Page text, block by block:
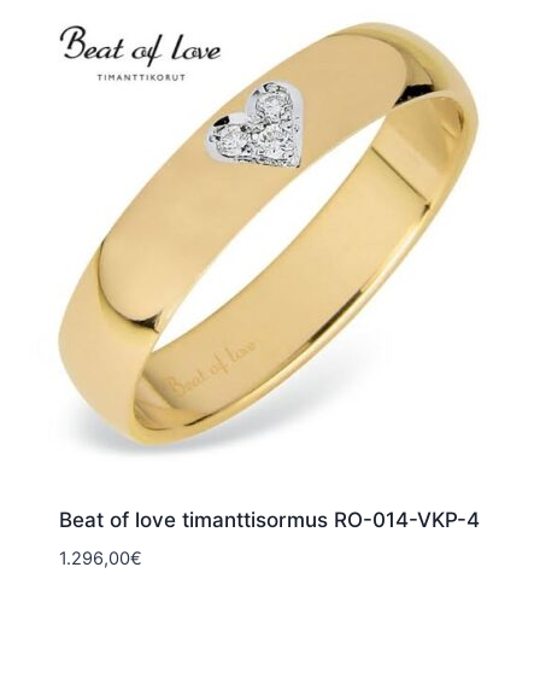
Beat of love timanttisormus RO-014-VKP-4
1.296,00€